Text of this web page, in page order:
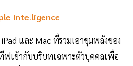
Intelligence
และ Mac ที่รวมเอาขุมพลังของ
ฟเข้ากับบริบทเฉพาะตัวบุคคลเพื่อ